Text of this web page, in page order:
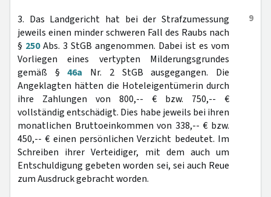
9
3. Das Landgericht hat bei der Strafzumessung
jeweils einen minder schweren Fall des Raubs nach
§ 250Abs. 3 StGB angenommen. Dabei ist es vom
Vorliegen eines vertypten Milderungsgrundes
gemäß §46a Nr. 2 StGB ausgegangen. Die
Angeklagten hätten die Hoteleigentümerin durch
ihre Zahlungen von 800,-- € bzw. 750,-- €
vollständig entschädigt. Dies habe jeweils bei ihren
monatlichen Bruttoeinkommen von 338,-- € bzw.
450,-- € einen persönlichen Verzicht bedeutet. Im
Schreiben ihrer Verteidiger, mit dem auch um
Entschuldigung gebeten worden sei, sei auch Reue
zum Ausdruck gebracht worden.